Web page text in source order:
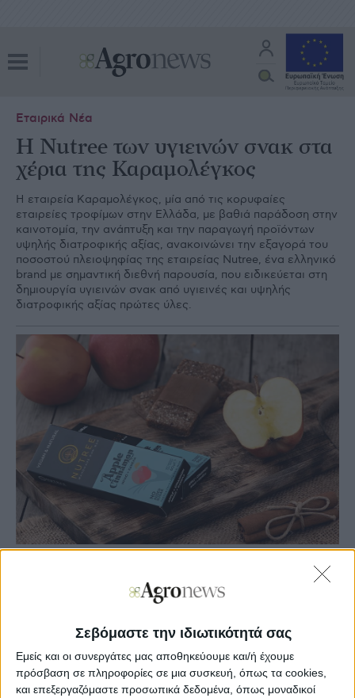
Σεβόμαστε την ιδιωτικότητά σας
Εμείς και οι συνεργάτες μας αποθηκεύουμε και/ή έχουμε
πρόσβαση σε πληροφορίες σε μια συσκευή, όπως τα cookies,
και επεξεργαζόμαστε προσωπικά δεδομένα, όπως μοναδικοί
Εταιρικά Νέα
Η Nutree των υγιεινών σνακ στα
χέρια της Καραμολέγκος
Η εταιρεία Καραμολέγκος, μία από τις κορυφαίες
εταιρείες τροφίμων στην Ελλάδα, με βαθιά παράδοση στην
καινοτομία, την ανάπτυξη και την παραγωγή προϊόντων
υψηλής διατροφικής αξίας, ανακοινώνει την εξαγορά του
ποσοστού πλειοψηφίας της εταιρείας Nutree, ένα ελληνικό
brand με σημαντική διεθνή παρουσία, που ειδικεύεται στη
δημιουργία υγιεινών σνακ από υγιεινές και υψηλής
διατροφικής αξίας πρώτες ύλες.
Οπως αναφέρει η εταιρεία σε σχετική ανακοίνωση, η
εξαγορά αυτή σηματοδοτεί μια νέα εποχή για την εταιρεία
Καραμολέγκος, με σπουδαίες προοπτικές στον χώρο των